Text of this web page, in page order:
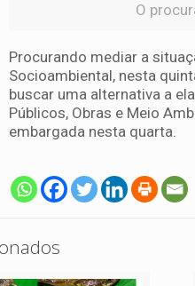
O
Procurando mediar a
Socioambiental, nesta
buscar uma alternativa a
Públicos, Obras e Meio
embargada nesta quarta.